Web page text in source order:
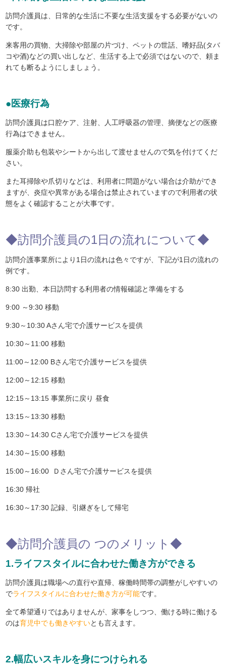
訪問介護員は、日常的な生活に不要な生活支援をする必要がないの
です。
来客用の買物、大掃除や部屋の片づけ、ペットの世話、嗜好品(タバ
コや酒)などの買い出しなど、生活する上で必須ではないので、頼ま
れても断るようにしましょう。
●医療行為
訪問介護員は口腔ケア、注射、人工呼吸器の管理、摘便などの医療
行為はできません。
服薬介助も包装やシートから出して渡せませんので気を付けてくだ
さい。
また耳掃除や爪切りなどは、利用者に問題がない場合は介助ができ
ますが、炎症や異常がある場合は禁止されていますので利用者の状
態をよく確認することが大事です。
◆訪問介護員の1日の流れについて◆
訪問介護事業所により1日の流れは色々ですが、下記が1日の流れの
例です。
8:30 出勤、本日訪問する利用者の情報確認と準備をする
9:00 ～9:30 移動
9:30～10:30 Aさん宅で介護サービスを提供
10:30～11:00 移動
11:00～12:00 Bさん宅で介護サービスを提供
12:00～12:15 移動
12:15～13:15 事業所に戻り 昼食
13:15～13:30 移動
13:30～14:30 Cさん宅で介護サービスを提供
14:30～15:00 移動
15:00～16:00 Ｄさん宅で介護サービスを提供
16:30 帰社
16:30～17:30 記録、引継ぎをして帰宅
◆訪問介護員の つのメリット◆
1.ライフスタイルに合わせた働き方ができる
訪問介護員は職場への直行や直帰、稼働時間帯の調整がしやすいの
でライフスタイルに合わせた働き方が可能です。
全て希望通りではありませんが、家事をしつつ、働ける時に働ける
のは育児中でも働きやすいとも言えます。
2.幅広いスキルを身につけられる